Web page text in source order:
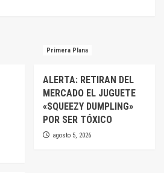
Primera Plana
ALERTA: RETIRAN DEL
MERCADO EL JUGUETE
«SQUEEZY DUMPLING»
POR SER TÓXICO
agosto 5, 2026